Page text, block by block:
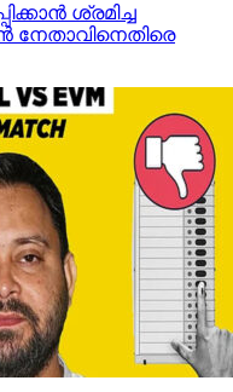
ശ്രമിച്ച